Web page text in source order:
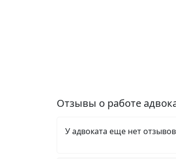
Отзывы о работе
У адвоката еще нет